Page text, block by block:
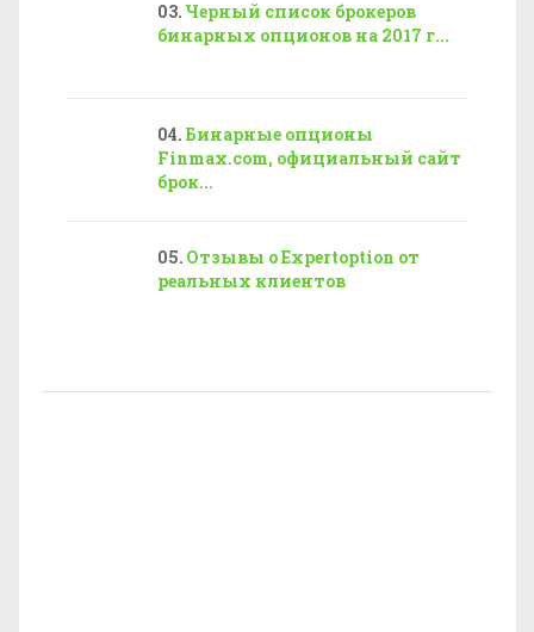
Черный список брокеров
бинарных опционов на 2017 г...
Бинарные опционы
Finmax.com, официальный сайт
брок...
Отзывы о Expertoption от
реальных клиентов